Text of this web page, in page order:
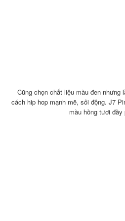
Cũng chọn chất liệu màu đen nhưng
cách hip hop mạnh mẽ, sôi động. J7
màu hồng tươi đầy